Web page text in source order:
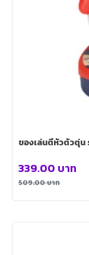
509.00บาท
339.00 บาท